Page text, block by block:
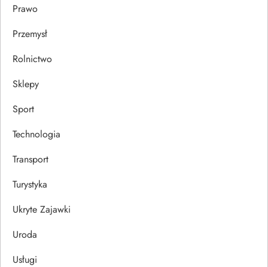
Prawo
Przemysł
Rolnictwo
Sklepy
Sport
Technologia
Transport
Turystyka
Ukryte Zajawki
Uroda
Usługi